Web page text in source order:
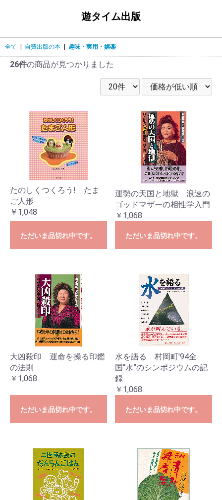
遊タイム出版
全て 自費出版の本 趣味・実用・娯楽
26件の商品が見つかりました
たのしくつくろう! たま
ご人形
￥1,048
ただいま品切れ中です。
運勢の天国と地獄 浪速の
ゴッドマザーの相性学入門
￥1,068
ただいま品切れ中です。
大凶殺印 運命を操る印鑑
の法則
￥1,068
ただいま品切れ中です。
水を語る 村岡町'94全
国“水”のシンポジウムの記
録
￥1,068
ただいま品切れ中です。